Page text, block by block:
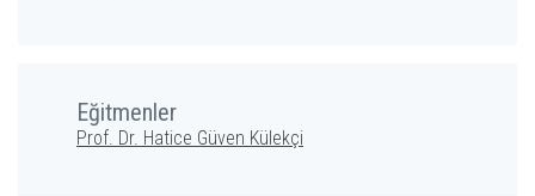
Eğitmenler
Prof. Dr. Hatice Güven Külekçi